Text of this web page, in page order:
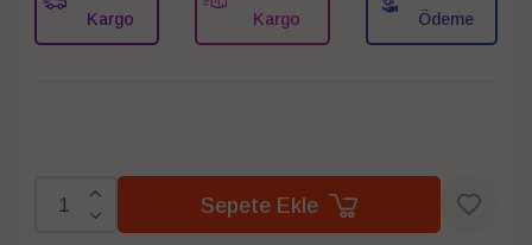
Kargo
Kargo
Ödeme
Sepete Ekle